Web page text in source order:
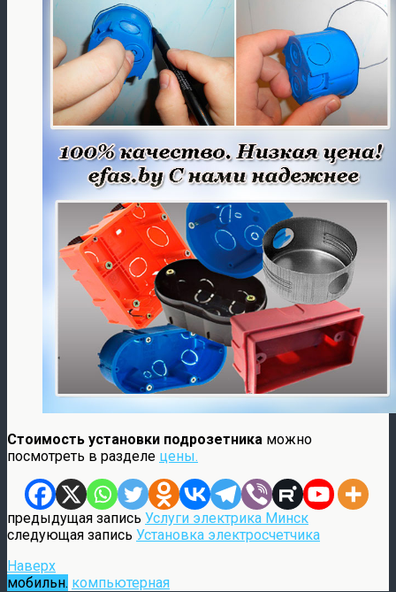
Стоимость установки подрозетника можно
посмотреть в разделе цены.
предыдущая запись Услуги электрика Минск
следующая запись Установка электросчетчика
Наверх
мобильн. компьютерная